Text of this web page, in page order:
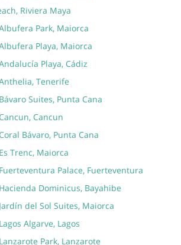
Riviera Maya
Park, Maiorca
Playa, Maiorca
Playa, Cádiz
Tenerife
Suites, Punta Cana
Cancun
Bávaro, Punta Cana
Trenc, Maiorca
Palace, Fuerteventura
Dominicus, Bayahibe
del Sol Suites, Maiorca
Algarve, Lagos
Park, Lanzarote